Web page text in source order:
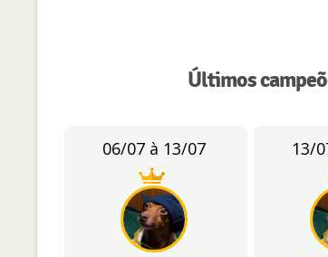
Últimos
06/07 à 13/07 13/